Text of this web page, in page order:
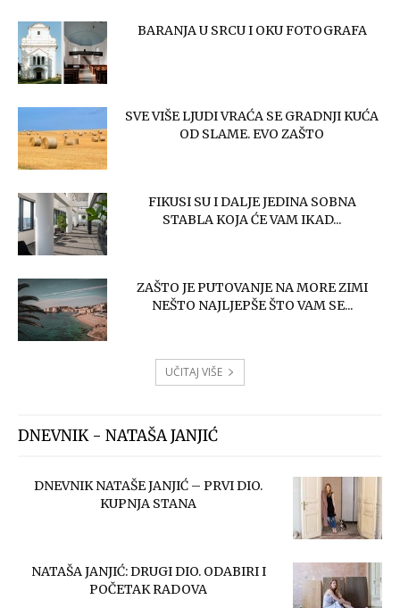
BARANJA U SRCU I OKU FOTOGRAFA
SVE VIŠE LJUDI VRAĆA SE GRADNJI KUĆA
OD SLAME. EVO ZAŠTO
FIKUSI SU I DALJE JEDINA SOBNA
STABLA KOJA ĆE VAM IKAD...
ZAŠTO JE PUTOVANJE NA MORE ZIMI
NEŠTO NAJLJEPŠE ŠTO VAM SE...
UČITAJ VIŠE
DNEVNIK - NATAŠA JANJIĆ
DNEVNIK NATAŠE JANJIĆ – PRVI DIO.
KUPNJA STANA
NATAŠA JANJIĆ: DRUGI DIO. ODABIRI I
POČETAK RADOVA